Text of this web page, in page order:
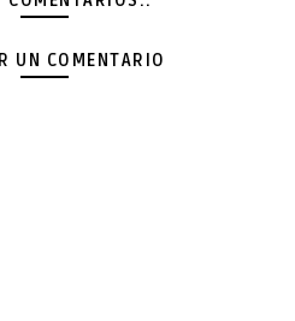
UN COMENTARIO